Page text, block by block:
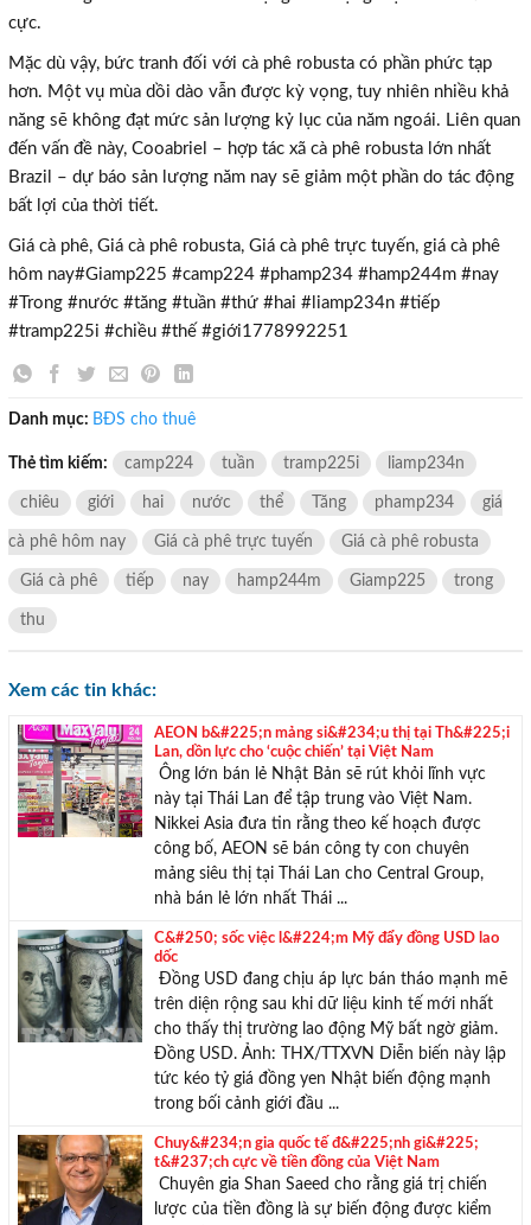
TƯ VẤN MIỄN PHÍ
Với hơn 1000 căn nhà và 50 sales thân thiện, nhiệt tình,
cực.
Mặc dù vậy, bức tranh đối với cà phê robusta có phần phức tạp
hơn. Một vụ mùa dồi dào vẫn được kỳ vọng, tuy nhiên nhiều khả
năng sẽ không đạt mức sản lượng kỷ lục của năm ngoái. Liên quan
đến vấn đề này, Cooabriel – hợp tác xã cà phê robusta lớn nhất
Brazil – dự báo sản lượng năm nay sẽ giảm một phần do tác động
bất lợi của thời tiết.
Giá cà phê, Giá cà phê robusta, Giá cà phê trực tuyến, giá cà phê
hôm nay#Giamp225 #camp224 #phamp234 #hamp244m #nay
#Trong #nước #tăng #tuần #thứ #hai #liamp234n #tiếp
#tramp225i #chiều #thế #giới1778992251
Danh mục: BĐS cho thuê
Thẻ tìm kiếm: camp224 tuần tramp225i liamp234n
chiêu giới hai nước thể Tăng phamp234 giá
cà phê hôm nay Giá cà phê trực tuyến Giá cà phê robusta
Giá cà phê tiếp nay hamp244m Giamp225 trong
thu
Xem các tin khác:
AEON b&#225;n mảng si&#234;u thị tại Th&#225;i
Lan, dồn lực cho ‘cuộc chiến’ tại Việt Nam
Ông lớn bán lẻ Nhật Bản sẽ rút khỏi lĩnh vực
này tại Thái Lan để tập trung vào Việt Nam.
Nikkei Asia đưa tin rằng theo kế hoạch được
công bố, AEON sẽ bán công ty con chuyên
mảng siêu thị tại Thái Lan cho Central Group,
nhà bán lẻ lớn nhất Thái ...
C&#250; sốc việc l&#224;m Mỹ đẩy đồng USD lao
dốc
Đồng USD đang chịu áp lực bán tháo mạnh mẽ
trên diện rộng sau khi dữ liệu kinh tế mới nhất
cho thấy thị trường lao động Mỹ bất ngờ giảm.
Đồng USD. Ảnh: THX/TTXVN Diễn biến này lập
tức kéo tỷ giá đồng yen Nhật biến động mạnh
trong bối cảnh giới đầu ...
Chuy&#234;n gia quốc tế đ&#225;nh gi&#225;
t&#237;ch cực về tiền đồng của Việt Nam
Chuyên gia Shan Saeed cho rằng giá trị chiến
lược của tiền đồng là sự biến động được kiểm